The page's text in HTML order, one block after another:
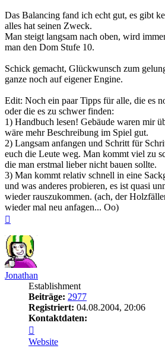
Das Balancing fand ich echt gut, es gibt
alles hat seinen Zweck.
Man steigt langsam nach oben, wird
man den Dom Stufe 10.
Schick gemacht, Glückwunsch zum
ganze noch auf eigener Engine.
Edit: Noch ein paar Tipps für alle, die es
oder die es zu schwer finden:
1) Handbuch lesen! Gebäude waren mir
wäre mehr Beschreibung im Spiel gut.
2) Langsam anfangen und Schritt für
euch die Leute weg. Man kommt viel zu
die man erstmal lieber nicht bauen sollte.
3) Man kommt relativ schnell in eine
und was anderes probieren, es ist quasi
wieder rauszukommen. (ach, der
wieder mal neu anfagen... Oo)
Jonathan
Establishment
Beiträge: 2977
Registriert: 04.08.2004, 20:06
Kontaktdaten:
von
Jonathan
Website